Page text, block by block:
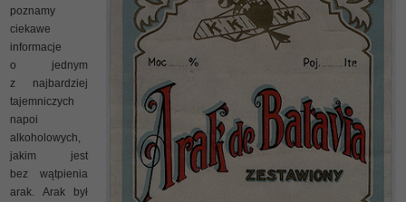
poznamy
ciekawe
informacje
o jednym
z najbardziej
tajemniczych
napoi
alkoholowych,
jakim jest
bez wątpienia
arak. Arak był